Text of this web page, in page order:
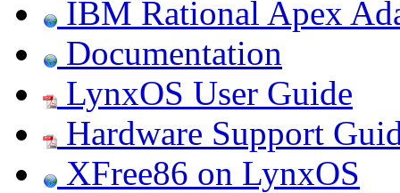
IBM Rational Apex
Documentation
LynxOS User Guide
Hardware Support
XFree86 on LynxOS